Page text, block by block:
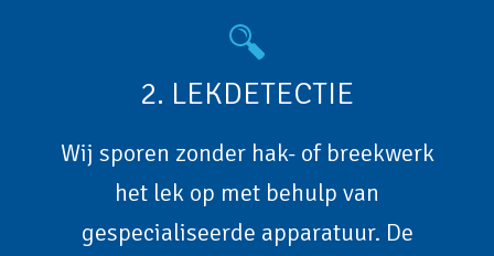
2. LEKDETECTIE
Wij sporen zonder hak- of breekwerk
het lek op met behulp van
gespecialiseerde apparatuur. De